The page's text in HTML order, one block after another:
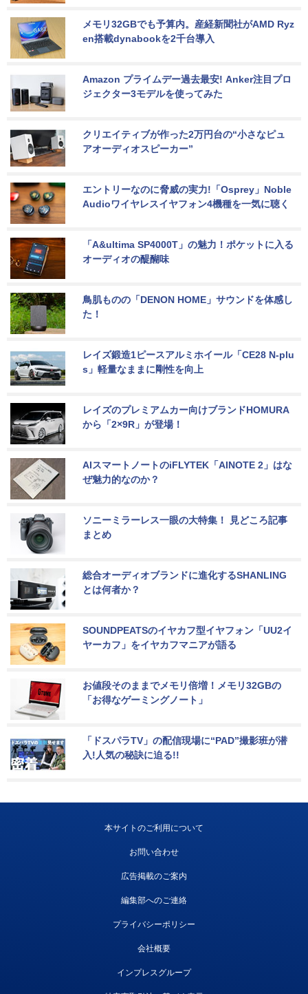
メモリ32GBでも予算内。産経新聞社がAMD Ryz
en搭載dynabookを2千台導入
Amazon プライムデー過去最安! Anker注目プロ
ジェクター3モデルを使ってみた
クリエイティブが作った2万円台の“小さなピュ
アオーディオスピーカー”
エントリーなのに脅威の実力!「Osprey」Noble
Audioワイヤレスイヤフォン4機種を一気に聴く
「A&ultima SP4000T」の魅力！ポケットに入る
オーディオの醍醐味
鳥肌ものの「DENON HOME」サウンドを体感し
た！
レイズ鍛造1ピースアルミホイール「CE28 N-plu
s」軽量なままに剛性を向上
レイズのプレミアムカー向けブランドHOMURA
から「2×9R」が登場！
AIスマートノートのiFLYTEK「AINOTE 2」はな
ぜ魅力的なのか？
ソニーミラーレス一眼の大特集！ 見どころ記事
まとめ
総合オーディオブランドに進化するSHANLING
とは何者か？
SOUNDPEATSのイヤカフ型イヤフォン「UU2イ
ヤーカフ」をイヤカフマニアが語る
お値段そのままでメモリ倍増！メモリ32GBの
「お得なゲーミングノート」
「ドスパラTV」の配信現場に“PAD”撮影班が潜
入!人気の秘訣に迫る!!
本サイトのご利用について
お問い合わせ
広告掲載のご案内
編集部へのご連絡
プライバシーポリシー
会社概要
インプレスグループ